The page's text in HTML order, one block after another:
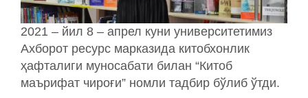
2021 – йил 8 – апрел куни университетимиз
Ахборот ресурс марказида китобхонлик
ҳафталиги муносабати билан “Китоб
маърифат чироғи” номли тадбир бўлиб ўтди.